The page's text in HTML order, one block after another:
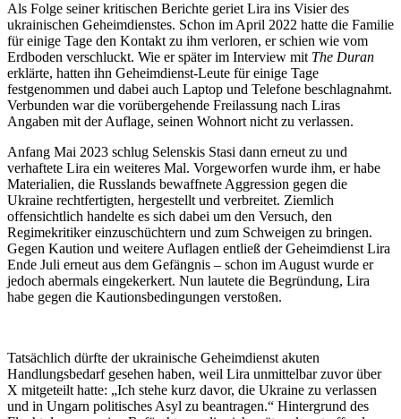
Als Folge seiner kritischen Berichte geriet Lira ins Visier des
ukrainischen Geheimdienstes. Schon im April 2022 hatte die Familie
für einige Tage den Kontakt zu ihm verloren, er schien wie vom
Erdboden verschluckt. Wie er später im Interview mit The Duran
erklärte, hatten ihn Geheimdienst-Leute für einige Tage
festgenommen und dabei auch Laptop und Telefone beschlagnahmt.
Verbunden war die vorübergehende Freilassung nach Liras
Angaben mit der Auflage, seinen Wohnort nicht zu verlassen.
Anfang Mai 2023 schlug Selenskis Stasi dann erneut zu und
verhaftete Lira ein weiteres Mal. Vorgeworfen wurde ihm, er habe
Materialien, die Russlands bewaffnete Aggression gegen die
Ukraine rechtfertigten, hergestellt und verbreitet. Ziemlich
offensichtlich handelte es sich dabei um den Versuch, den
Regimekritiker einzuschüchtern und zum Schweigen zu bringen.
Gegen Kaution und weitere Auflagen entließ der Geheimdienst Lira
Ende Juli erneut aus dem Gefängnis – schon im August wurde er
jedoch abermals eingekerkert. Nun lautete die Begründung, Lira
habe gegen die Kautionsbedingungen verstoßen.
Tatsächlich dürfte der ukrainische Geheimdienst akuten
Handlungsbedarf gesehen haben, weil Lira unmittelbar zuvor über
X mitgeteilt hatte: „Ich stehe kurz davor, die Ukraine zu verlassen
und in Ungarn politisches Asyl zu beantragen.“ Hintergrund des